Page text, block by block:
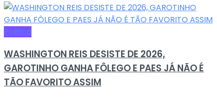
Politica
WASHINGTON REIS DESISTE DE 2026,
GAROTINHO GANHA FÔLEGO E PAES JÁ NÃO É
TÃO FAVORITO ASSIM